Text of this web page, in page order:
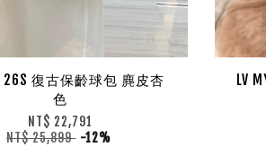
26S 復古保齡球包 麂皮杏
色
NT$ 22,791
NT$ 25,899 -12%
LV